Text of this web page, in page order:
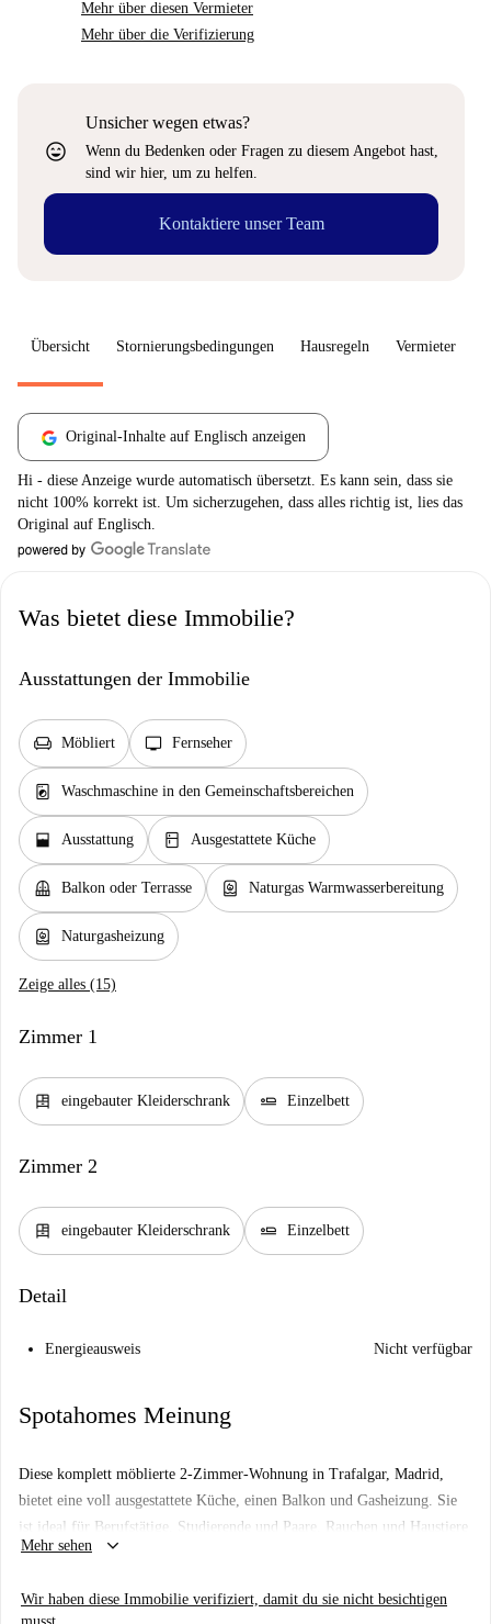
Mehr über diesen Vermieter
Mehr über die Verifizierung
sentiment_very_satisfied
Unsicher wegen etwas?
Wenn du Bedenken oder Fragen zu diesem Angebot hast,
sind wir hier, um zu helfen.
Kontaktiere unser Team
Übersicht Stornierungsbedingungen Hausregeln Vermieter
Original-Inhalte auf Englisch anzeigen
Hi - diese Anzeige wurde automatisch übersetzt. Es kann sein, dass sie
nicht 100% korrekt ist. Um sicherzugehen, dass alles richtig ist, lies das
Original auf Englisch.
Was bietet diese Immobilie?
Ausstattungen der Immobilie
chair Möbliert tv Fernseher
local_laundry_service Waschmaschine in den Gemeinschaftsbereichen
window_open Ausstattung kitchen Ausgestattete Küche
balcony Balkon oder Terrasse water_heater Naturgas Warmwasserbereitung
water_heater Naturgasheizung
Zeige alles (15)
Zimmer 1
dresser eingebauter Kleiderschrank airline_seat_flat Einzelbett
Zimmer 2
dresser eingebauter Kleiderschrank airline_seat_flat Einzelbett
Detail
Energieausweis Nicht verfügbar
Spotahomes Meinung
Diese komplett möblierte 2-Zimmer-Wohnung in Trafalgar, Madrid,
bietet eine voll ausgestattete Küche, einen Balkon und Gasheizung. Sie
ist ideal für Berufstätige, Studierende und Paare. Rauchen und Haustiere
sind erlaubt. Spotahome hat die Wohnung geprüft und garantiert so hohe
Die Wohnung befindet sich in Trafalgar, Madrid, und bietet eine gute
Mehr sehen keyboard_arrow_down
Wir haben diese Immobilie verifiziert, damit du sie nicht besichtigen